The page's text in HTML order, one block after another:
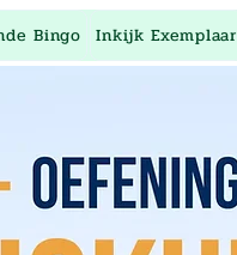
Bingo Inkijk Exemplaar